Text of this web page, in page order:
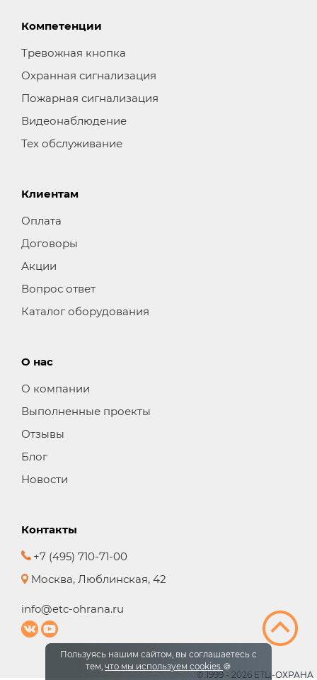
Компетенции
Тревожная кнопка
Охранная сигнализация
Пожарная сигнализация
Видеонаблюдение
Тех обслуживание
Клиентам
Оплата
Договоры
Акции
Вопрос ответ
Каталог оборудования
О нас
О компании
Выполненные проекты
Отзывы
Блог
Новости
Контакты
+7 (495) 710-71-00
Москва, Люблинская, 42
info@etc-ohrana.ru
© 1999 - 2026 ЕТЦ-ОХРАНА
Пользуясь нашим сайтом, вы соглашаетесь с
тем, что мы используем cookies 🍪